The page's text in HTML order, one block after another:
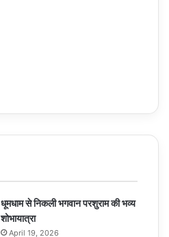
धूमधाम से निकली भगवान परशुराम की भव्य
शोभायात्रा
April 19, 2026